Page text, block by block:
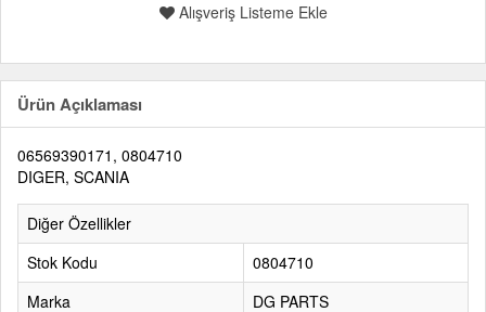
Alışveriş Listeme Ekle
Ürün Açıklaması
06569390171, 0804710
DIGER, SCANIA
Diğer Özellikler
Stok Kodu
0804710
Marka
DG PARTS